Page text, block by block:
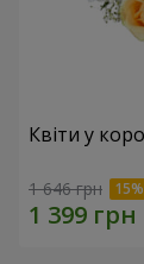
Квіти у
1 646 грн